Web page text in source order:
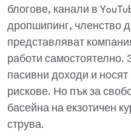
блогове, канали в
дропшипинг, членство
представляват
работи самостоятелно.
пасивни доходи и
рискове. Но пък за
басейна на екзотичен
струва.